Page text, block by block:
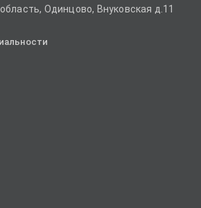
Одинцово, Внуковская д.11